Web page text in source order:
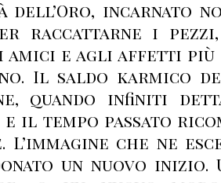
dell’Oro, incarnato
raccattarne i
amici e agli affetti
Il saldo karmico
quando infiniti
il tempo passato
che ne
un nuovo